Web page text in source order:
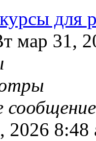
для
мар 31,
2026 8:48